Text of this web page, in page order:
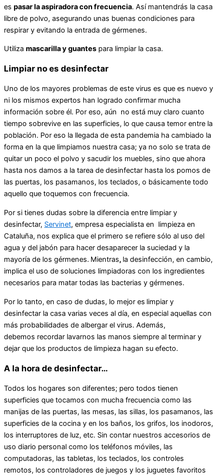
es pasar la aspiradora con frecuencia. Así mantendrás la casa
libre de polvo, asegurando unas buenas condiciones para
respirar y evitando la entrada de gérmenes.
Utiliza mascarilla y guantes para limpiar la casa.
Limpiar no es desinfectar
Uno de los mayores problemas de este virus es que es nuevo y
ni los mismos expertos han logrado confirmar mucha
información sobre él. Por eso, aún no está muy claro cuanto
tiempo sobrevive en las superficies, lo que causa temor entre la
población. Por eso la llegada de esta pandemia ha cambiado la
forma en la que limpiamos nuestra casa; ya no solo se trata de
quitar un poco el polvo y sacudir los muebles, sino que ahora
hasta nos damos a la tarea de desinfectar hasta los pomos de
las puertas, los pasamanos, los teclados, o básicamente todo
aquello que toquemos con frecuencia.
Por si tienes dudas sobre la diferencia entre limpiar y
desinfectar, Servinet, empresa especialista en limpieza en
Cataluña, nos explica que el primero se refiere sólo al uso del
agua y del jabón para hacer desaparecer la suciedad y la
mayoría de los gérmenes. Mientras, la desinfección, en cambio,
implica el uso de soluciones limpiadoras con los ingredientes
necesarios para matar todas las bacterias y gérmenes.
Por lo tanto, en caso de dudas, lo mejor es limpiar y
desinfectar la casa varias veces al día, en especial aquellas con
más probabilidades de albergar el virus. Además,
debemos recordar lavarnos las manos siempre al terminar y
dejar que los productos de limpieza hagan su efecto.
A la hora de desinfectar…
Todos los hogares son diferentes; pero todos tienen
superficies que tocamos con mucha frecuencia como las
manijas de las puertas, las mesas, las sillas, los pasamanos, las
superficies de la cocina y en los baños, los grifos, los inodoros,
los interruptores de luz, etc. Sin contar nuestros accesorios de
uso diario personal como los teléfonos móviles, las
computadoras, las tabletas, los teclados, los controles
remotos, los controladores de juegos y los juguetes favoritos